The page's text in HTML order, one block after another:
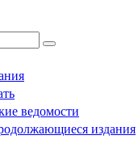
ведомости
издания